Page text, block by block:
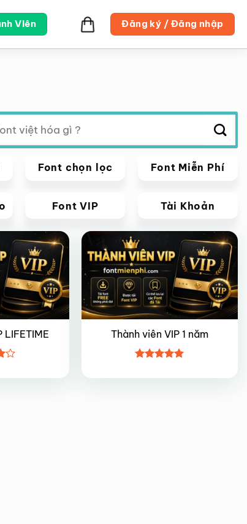
Viên Đăng ký / Đăng nhập
Font chọn lọc Font Miễn Phí
Font VIP Tài Khoản
LIFETIME
Giảm giá!
Thành viên VIP 1 năm
hạng55